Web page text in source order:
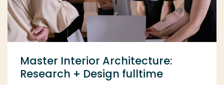
Master Interior Architecture:
Research + Design fulltime